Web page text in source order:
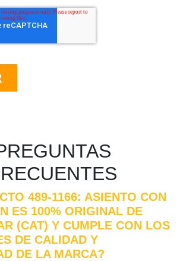
489-1166: ASIENTO CON
ES 100% ORIGINAL DE
(CAT) Y CUMPLE CON LOS
DE CALIDAD Y
DE LA MARCA?